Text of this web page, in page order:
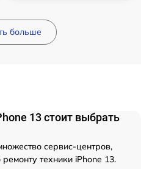
больше
13 стоит выбрать
сервис-центров,
техники iPhone 13.